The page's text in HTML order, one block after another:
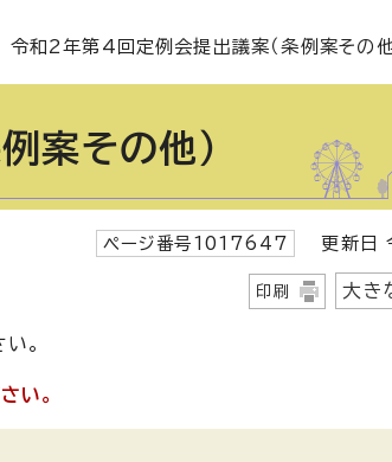
令和2年第4回定例会提出議案（条例案その他
案その他）
ページ番号1017647 更新日
印刷 大き
。
い。